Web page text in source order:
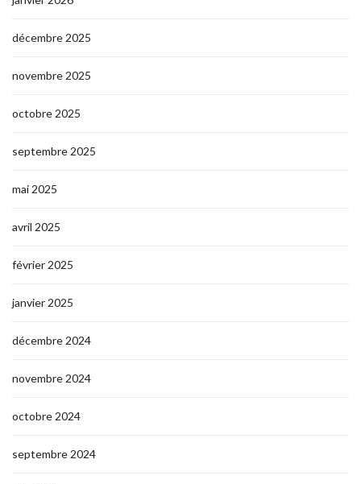
décembre 2025
novembre 2025
octobre 2025
septembre 2025
mai 2025
avril 2025
février 2025
janvier 2025
décembre 2024
novembre 2024
octobre 2024
septembre 2024